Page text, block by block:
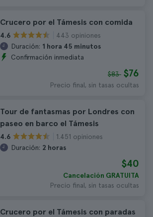
Crucero por el Támesis con comida
4.6
443 opiniones
Duración: 1 hora 45 minutos
Confirmación inmediata
$83 $76
Precio final, sin tasas ocultas
Tour de fantasmas por Londres con
paseo en barco el Támesis
4.6
1.451 opiniones
Duración: 2 horas
$40
Cancelación GRATUITA
Precio final, sin tasas ocultas
Crucero por el Támesis con paradas